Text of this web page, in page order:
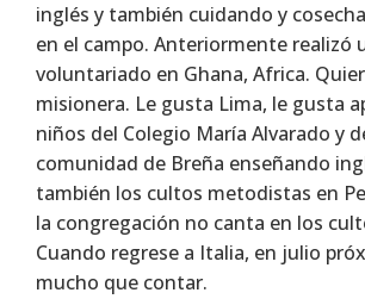
inglés y también cuidando y
en el campo. Anteriormente realizó
voluntariado en Ghana, Africa.
misionera. Le gusta Lima, le gusta
niños del Colegio María Alvarado y
comunidad de Breña enseñando
también los cultos metodistas en
la congregación no canta en los
Cuando regrese a Italia, en julio
mucho que contar.